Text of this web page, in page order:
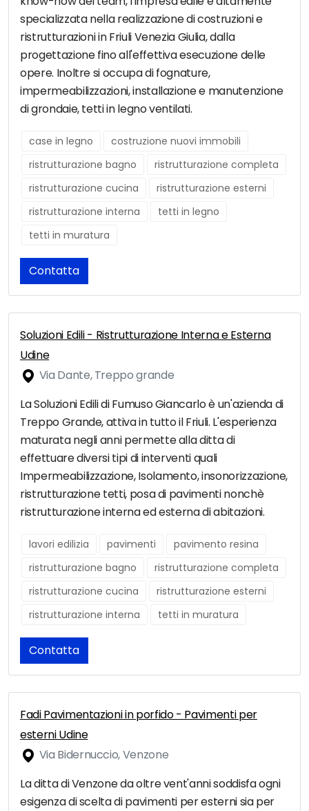
specializzata nella realizzazione di costruzioni e
ristrutturazioni in Friuli Venezia Giulia, dalla
progettazione fino all'effettiva esecuzione delle
opere. Inoltre si occupa di fognature,
impermeabilizzazioni, installazione e manutenzione
di grondaie, tetti in legno ventilati.
case in legno
costruzione nuovi immobili
ristrutturazione bagno
ristrutturazione completa
ristrutturazione cucina
ristrutturazione esterni
ristrutturazione interna
tetti in legno
tetti in muratura
Contatta
Soluzioni Edili - Ristrutturazione Interna e Esterna
Udine
Via Dante, Treppo grande
La Soluzioni Edili di Fumuso Giancarlo è un'azienda di
Treppo Grande, attiva in tutto il Friuli. L'esperienza
maturata negli anni permette alla ditta di
effettuare diversi tipi di interventi quali
Impermeabilizzazione, Isolamento, insonorizzazione,
ristrutturazione tetti, posa di pavimenti nonchè
ristrutturazione interna ed esterna di abitazioni.
lavori edilizia pavimenti
pavimento resina
ristrutturazione bagno
ristrutturazione completa
ristrutturazione cucina
ristrutturazione esterni
ristrutturazione interna
tetti in muratura
Contatta
Fadi Pavimentazioni in porfido - Pavimenti per
esterni Udine
Via Bidernuccio, Venzone
La ditta di Venzone da oltre vent'anni soddisfa ogni
esigenza di scelta di pavimenti per esterni sia per